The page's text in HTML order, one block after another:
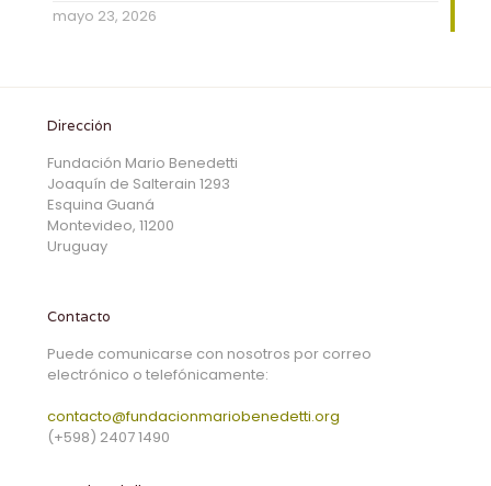
mayo 23, 2026
Dirección
Fundación Mario Benedetti
Joaquín de Salterain 1293
Esquina Guaná
Montevideo, 11200
Uruguay
Contacto
Puede comunicarse con nosotros por correo
electrónico o telefónicamente:
contacto@fundacionmariobenedetti.org
(+598) 2407 1490